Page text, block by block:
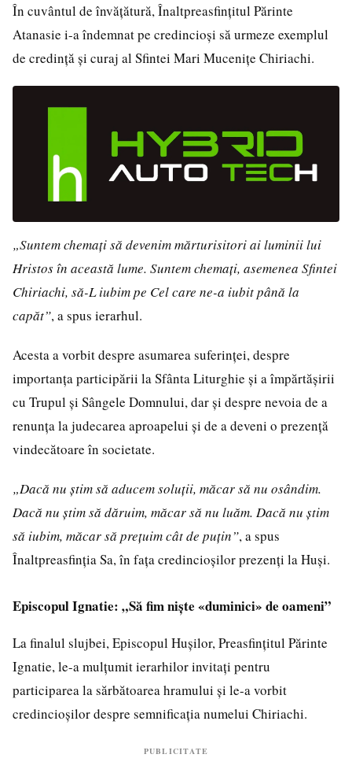
În cuvântul de învățătură, Înaltpreasfințitul Părinte
Atanasie i-a îndemnat pe credincioși să urmeze exemplul
de credință și curaj al Sfintei Mari Mucenițe Chiriachi.
„Suntem chemați să devenim mărturisitori ai luminii lui
Hristos în această lume. Suntem chemați, asemenea Sfintei
Chiriachi, să-L iubim pe Cel care ne-a iubit până la
capăt”, a spus ierarhul.
Acesta a vorbit despre asumarea suferinței, despre
importanța participării la Sfânta Liturghie și a împărtășirii
cu Trupul și Sângele Domnului, dar și despre nevoia de a
renunța la judecarea aproapelui și de a deveni o prezență
vindecătoare în societate.
„Dacă nu știm să aducem soluții, măcar să nu osândim.
Dacă nu știm să dăruim, măcar să nu luăm. Dacă nu știm
să iubim, măcar să prețuim cât de puțin”, a spus
Înaltpreasfinția Sa, în fața credincioșilor prezenți la Huși.
Episcopul Ignatie: „Să fim niște «duminici» de oameni”
La finalul slujbei, Episcopul Hușilor, Preasfințitul Părinte
Ignatie, le-a mulțumit ierarhilor invitați pentru
participarea la sărbătoarea hramului și le-a vorbit
credincioșilor despre semnificația numelui Chiriachi.
PUBLICITATE